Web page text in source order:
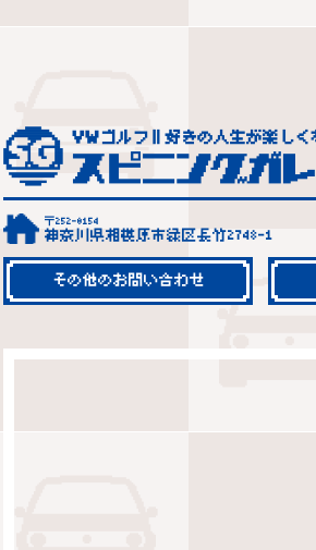
〒252-0154
神奈川県相模原市緑区長竹2748-1
その他のお問い合わせ